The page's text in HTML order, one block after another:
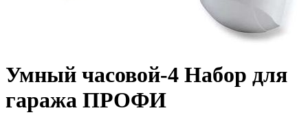
Умный часовой-4 Набор для
гаража ПРОФИ